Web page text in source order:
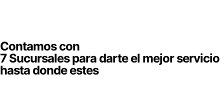
Contamos con
7 Sucursales para darte el mejor servicio
hasta donde estes